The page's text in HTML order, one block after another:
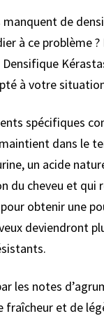
manquent de
à ce problème
à votre
spécifiques
dans le
un acide
du cheveu et qui
obtenir une
deviendront
les notes
fraîcheur et de